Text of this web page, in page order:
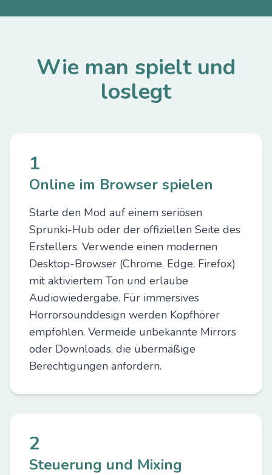
Wie man spielt und
loslegt
1
Online im Browser spielen
Starte den Mod auf einem seriösen
Sprunki-Hub oder der offiziellen Seite des
Erstellers. Verwende einen modernen
Desktop-Browser (Chrome, Edge, Firefox)
mit aktiviertem Ton und erlaube
Audiowiedergabe. Für immersives
Horrorsounddesign werden Kopfhörer
empfohlen. Vermeide unbekannte Mirrors
oder Downloads, die übermäßige
Berechtigungen anfordern.
2
Steuerung und Mixing